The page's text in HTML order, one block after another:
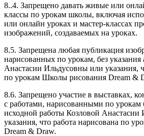
8..4. Запрещено давать живые или
классы по урокам школы, включая
или онлайн уроках и мастер-классах
изображений, создаваемых на уроках.
8.5. Запрещена любая публикация
нарисованных по урокам, без указания
Анастасии Ильдусовны или указания,
по урокам Школы рисования Dream &
8.6. Запрещено участие в выставках,
с работами, нарисованными по урокам
исходной работы Козловой Анастасии
указания, что работа нарисована по
Dream & Draw.